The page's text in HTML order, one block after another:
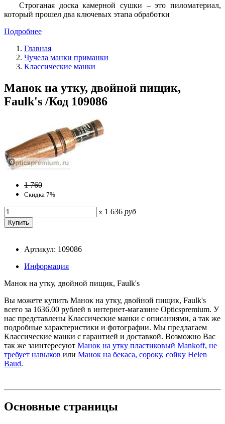
Строганая доска камерной сушки – это пиломатериал,
который прошел два ключевых этапа обработки
Подробнее
Главная
Чучела манки приманки
Классические манки
Манок на утку, двойной пищик,
Faulk's /Код 109086
1 760
Скидка 7%
x 1 636 руб
Артикул: 109086
Информация
Манок на утку, двойной пищик, Faulk's
Вы можете купить Манок на утку, двойной пищик, Faulk's
всего за 1636.00 рублей в интернет-магазине Opticspremium. У
нас представлены Классические манки с описаниями, а так же
подробные характеристики и фотографии. Мы предлагаем
Классические манки с гарантией и доставкой. Возможно Вас
так же заинтересуют Манок на утку пластиковый Mankoff, не
требует навыков или Манок на бекаса, сороку, сойку Helen
Baud.
Основные страницы